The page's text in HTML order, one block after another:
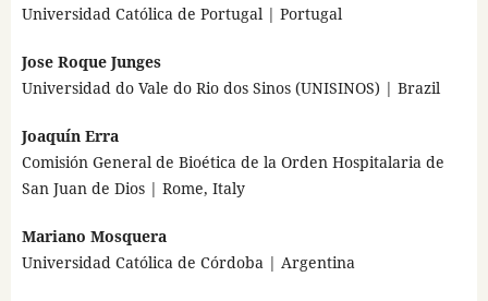
Universidad Católica de Portugal | Portugal
Jose Roque Junges
Universidad do Vale do Rio dos Sinos (UNISINOS) | Brazil
Joaquín Erra
Comisión General de Bioética de la Orden Hospitalaria de
San Juan de Dios | Rome, Italy
Mariano Mosquera
Universidad Católica de Córdoba | Argentina